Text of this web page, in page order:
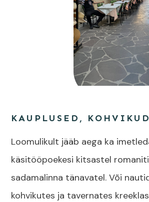
KAUPLUSED, KOHVIKUD
Loomulikult jääb aega ka
käsitööpoekesi kitsastel
sadamalinna tänavatel. Või
kohvikutes ja tavernates